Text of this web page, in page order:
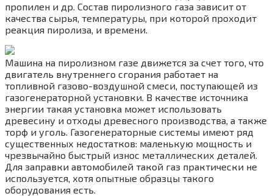
пропилен и др. Состав пиролизного газа зависит от
качества сырья, температуры, при которой проходит
реакция пиролиза, и времени.
Машина на пиролизном газе движется за счет того, что
двигатель внутреннего сгорания работает на
топливной газово-воздушной смеси, поступающей из
газогенераторной установки. В качестве источника
энергии такая установка может использовать
древесину и отходы древесного производства, а также
торф и уголь. Газогенераторные системы имеют ряд
существенных недостатков: маленькую мощность и
чрезвычайно быстрый износ металлических деталей.
Для заправки автомобилей такой газ практически не
используется, хотя опытные образцы такого
оборудования есть.